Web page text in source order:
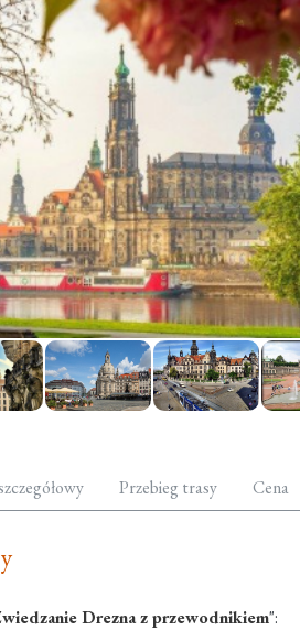
Przebieg trasy Cena
Drezna z przewodnikiem":